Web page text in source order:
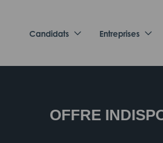
Candidats Entreprises
OFFRE